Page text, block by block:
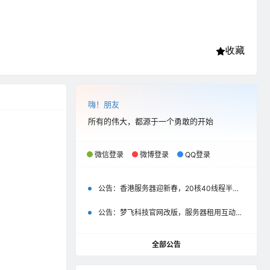
收藏
嗨！朋友
所有的伟大，都源于一个勇敢的开始
微信登录 微博登录 QQ登录
公告： 香港服务器迎新春，20核40线程半价优惠500元起
公告： 梦飞科技官网改版，服务器租用互动评价彰显以用户为中心
全部公告